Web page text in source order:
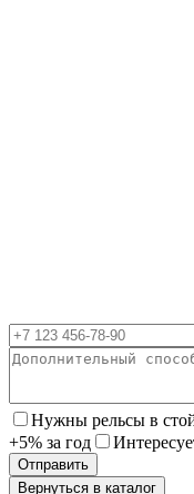
Нужны рельсы в
+5% за год
Вернуться в каталог